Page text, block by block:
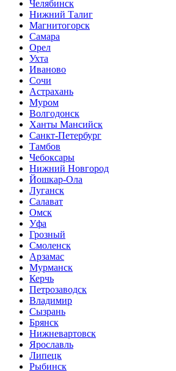
Челябинск
Нижний Талиг
Магнитогорск
Самара
Орел
Ухта
Иваново
Сочи
Астрахань
Муром
Волгодонск
Ханты Мансийск
Санкт-Петербург
Тамбов
Чебоксары
Нижний Новгород
Йошкар-Ола
Луганск
Салават
Омск
Уфа
Грозный
Смоленск
Арзамас
Мурманск
Керчь
Петрозаводск
Владимир
Сызрань
Брянск
Нижневартовск
Ярославль
Липецк
Рыбинск